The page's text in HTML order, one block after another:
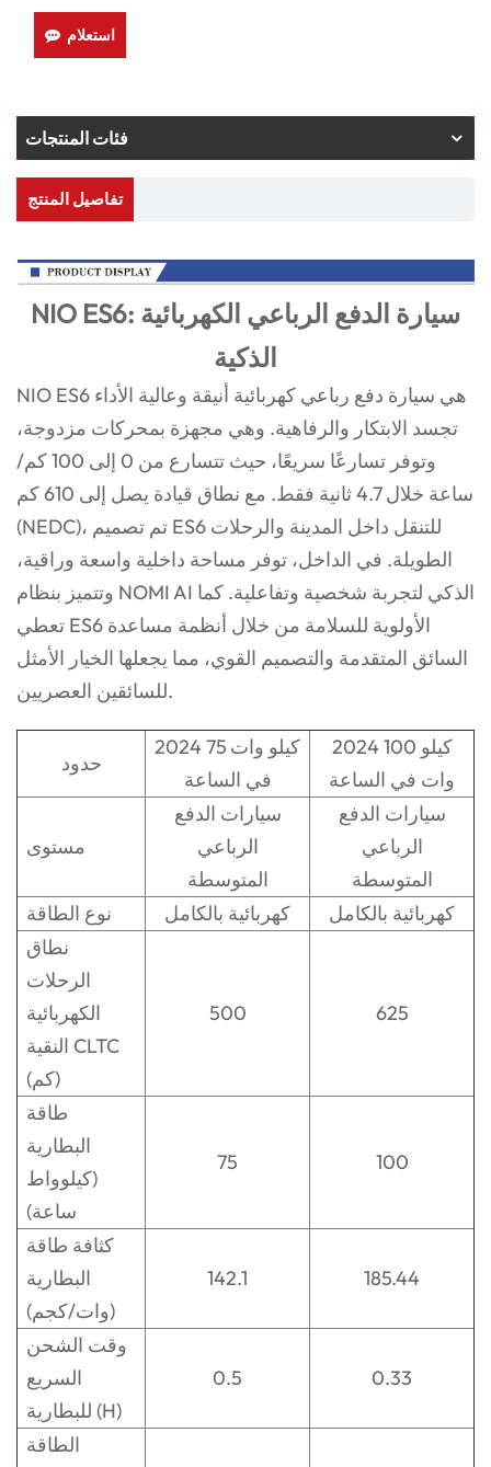
استعلام
فئات المنتجات
تفاصيل المنتج
NIO ES6: سيارة الدفع الرباعي الكهربائية
الذكية
NIO ES6 هي سيارة دفع رباعي كهربائية أنيقة وعالية الأداء
تجسد الابتكار والرفاهية. وهي مجهزة بمحركات مزدوجة،
وتوفر تسارعًا سريعًا، حيث تتسارع من 0 إلى 100 كم/
ساعة خلال 4.7 ثانية فقط. مع نطاق قيادة يصل إلى 610 كم
(NEDC)، تم تصميم ES6 للتنقل داخل المدينة والرحلات
الطويلة. في الداخل، توفر مساحة داخلية واسعة وراقية،
وتتميز بنظام NOMI AI الذكي لتجربة شخصية وتفاعلية. كما
تعطي ES6 الأولوية للسلامة من خلال أنظمة مساعدة
السائق المتقدمة والتصميم القوي، مما يجعلها الخيار الأمثل
للسائقين العصريين.
حدود
2024 75 كيلو وات
في الساعة
2024 100 كيلو
وات في الساعة
مستوى
سيارات الدفع
الرباعي
المتوسطة
سيارات الدفع
الرباعي
المتوسطة
نوع الطاقة
كهربائية بالكامل
كهربائية بالكامل
نطاق
الرحلات
الكهربائية
النقية CLTC
(كم)
500 625
طاقة
البطارية
(كيلوواط
ساعة)
75 100
كثافة طاقة
البطارية
(وات/كجم)
142.1 185.44
وقت الشحن
السريع
للبطارية (H)
0.5 0.33
الطاقة